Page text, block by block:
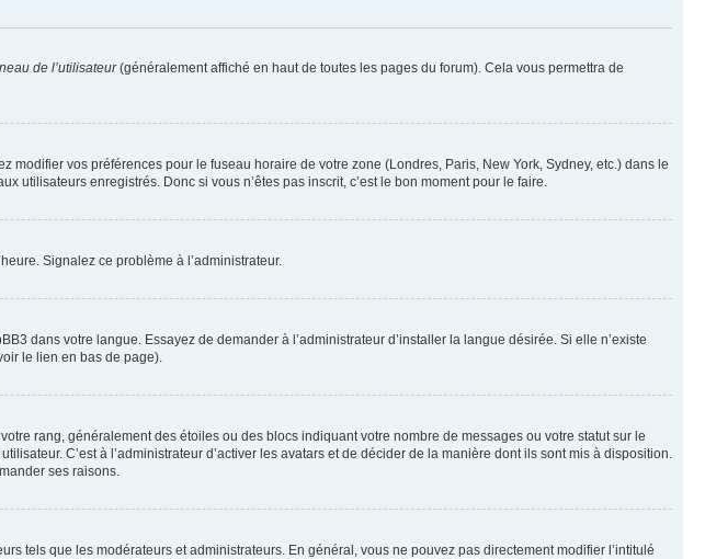
de l’utilisateur(généralement affiché en haut de toutes les pages du forum). Cela vous permettra de
modifier vos préférences pour le fuseau horaire de votre zone (Londres, Paris, New York, Sydney, etc.) dans le
utilisateurs enregistrés. Donc si vous n’êtes pas inscrit, c’est le bon moment pour le faire.
Signalez ce problème à l’administrateur.
dans votre langue. Essayez de demander à l’administrateur d’installer la langue désirée. Si elle n’existe
le lien en bas de page).
rang, généralement des étoiles ou des blocs indiquant votre nombre de messages ou votre statut sur le
C’est à l’administrateur d’activer les avatars et de décider de la manière dont ils sont mis à disposition.
ses raisons.
tels que les modérateurs et administrateurs. En général, vous ne pouvez pas directement modifier l’intitulé